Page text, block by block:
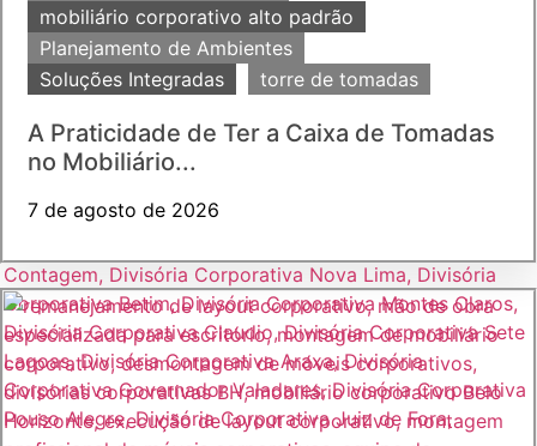
mobiliário corporativo alto padrão
Planejamento de Ambientes
Soluções Integradas
torre de tomadas
A Praticidade de Ter a Caixa de Tomadas
no Mobiliário...
7 de agosto de 2026